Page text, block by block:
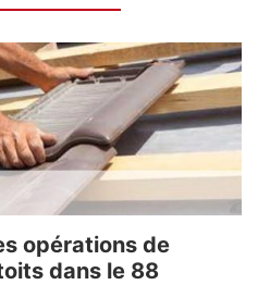
opérations de
dans le 88